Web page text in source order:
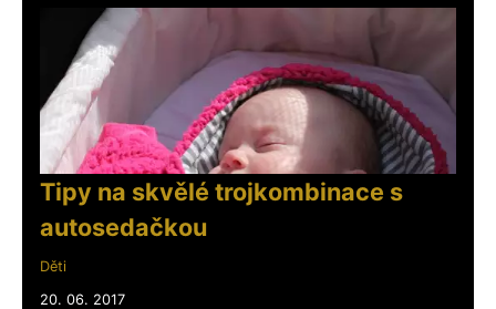
Tipy na skvělé trojkombinace s
autosedačkou
Děti
20. 06. 2017